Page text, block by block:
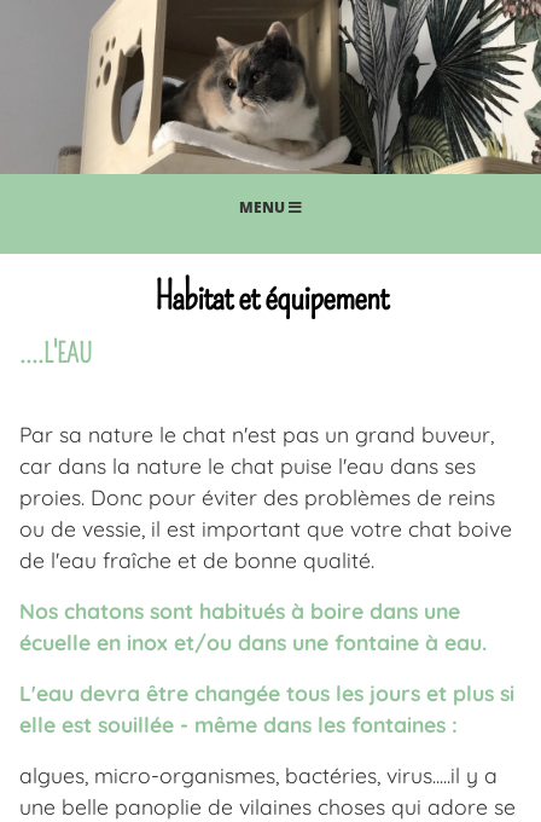
MENU
Habitat et équipement
....L'EAU
Par sa nature le chat n'est pas un grand buveur,
car dans la nature le chat puise l'eau dans ses
proies. Donc pour éviter des problèmes de reins
ou de vessie, il est important que votre chat boive
de l'eau fraîche et de bonne qualité.
Nos chatons sont habitués à boire dans une
écuelle en inox et/ou dans une fontaine à eau.
L'eau devra être changée tous les jours et plus si
elle est souillée - même dans les fontaines :
algues, micro-organismes, bactéries, virus.....il y a
une belle panoplie de vilaines choses qui adore se